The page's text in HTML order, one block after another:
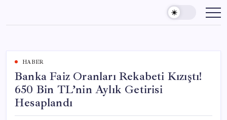
content
HABER
Banka Faiz Oranları Rekabeti Kızıştı!
650 Bin TL’nin Aylık Getirisi
Hesaplandı